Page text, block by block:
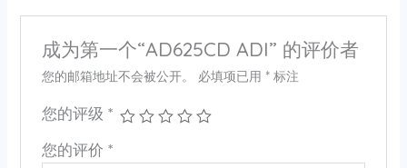
成为第一个“AD625CD ADI” 的评价者
您的邮箱地址不会被公开。 必填项已用 *标注
您的评级 *
您的评价 *